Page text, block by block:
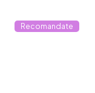
Recomandate